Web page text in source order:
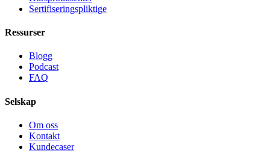
Sertifiseringspliktige
Ressurser
Blogg
Podcast
FAQ
Selskap
Om oss
Kontakt
Kundecaser